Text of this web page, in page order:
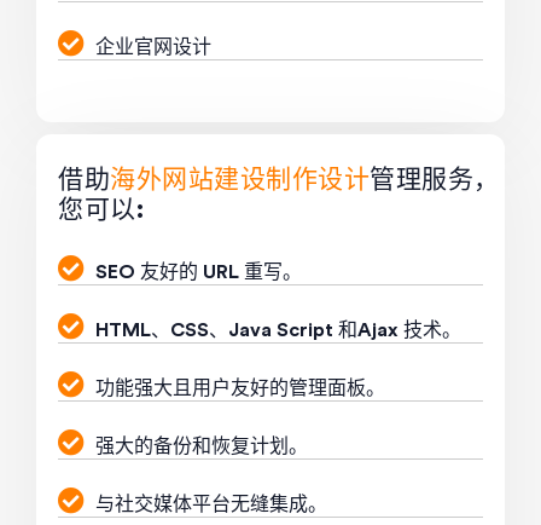
企业官网设计
借助海外网站建设制作设计管理服务，
您可以:
SEO 友好的 URL 重写。
HTML、CSS、Java Script 和Ajax 技术。
功能强大且用户友好的管理面板。
强大的备份和恢复计划。
与社交媒体平台无缝集成。